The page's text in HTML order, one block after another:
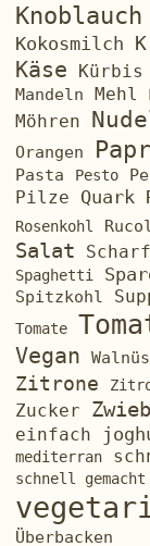
Knoblauch
Kokosmilch
Käse Kürbis
Mandeln
Mehl
Möhren
Orangen
Pasta
Pesto
Pilze Quark
Rosenkohl
Salat Scharf
Spaghetti
Spitzkohl
Tomate
Vegan
Zitrone
Zucker
einfach
mediterran
schnell gemacht
Überbacken